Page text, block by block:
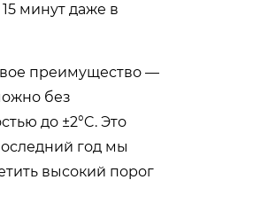
минут даже в
преимущество —
без
до ±2°C. Это
год мы
высокий порог